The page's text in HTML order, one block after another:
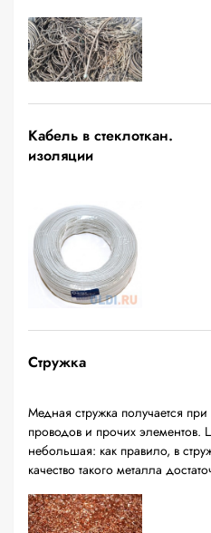
Кабель в стеклоткан.
изоляции
Стружка
Медная стружка получается при
проводов и прочих элементов.
небольшая: как правило, в
качество такого металла